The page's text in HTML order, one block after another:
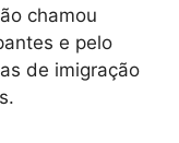
chamou
e pelo
de imigração